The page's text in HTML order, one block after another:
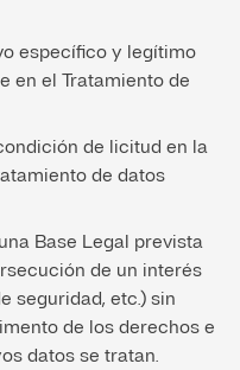
específico y legítimo
en el Tratamiento de
de licitud en la
de datos
Base Legal prevista
de un interés
seguridad, etc.) sin
de los derechos e
datos se tratan.